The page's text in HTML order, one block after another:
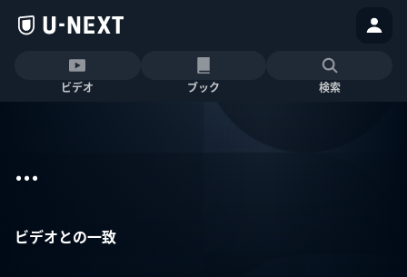
ビデオ ブック 検索
...
ビデオとの一致